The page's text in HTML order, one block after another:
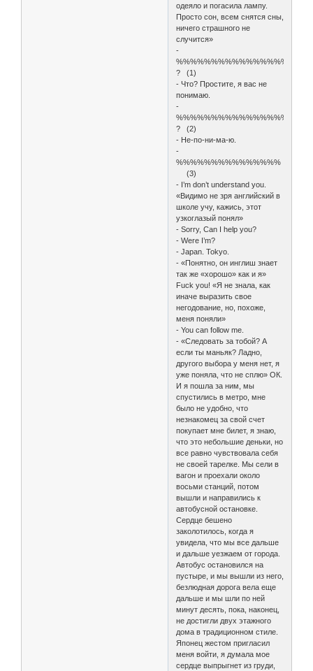
одеяло и погасила лампу.
Просто сон, всем снятся сны,
ничего страшного не
случится»
-
%%%%%%%%%%%%%%%%
? (1)
- Что? Простите, я вас не
понимаю.
-
%%%%%%%%%%%%%%%%
? (2)
- Не-по-ни-ма-ю.
-
%%%%%%%%%%%%%%%
(3)
- I’m don’t understand you.
«Видимо не зря английский в
школе учу, кажись, этот
узкоглазый понял»
- Sorry, Can I help you?
- Were I’m?
- Japan. Tokyo.
- «Понятно, он инглиш знает
так же «хорошо» как и я»
Fuck you! «Я не знала, как
иначе выразить свое
негодование, но, похоже,
меня поняли»
- You can follow me.
- «Следовать за тобой? А
если ты маньяк? Ладно,
другого выбора у меня нет, я
уже поняла, что не сплю» ОК.
И я пошла за ним, мы
спустились в метро, мне
было не удобно, что
незнакомец за свой счет
покупает мне билет, я знаю,
что это небольшие деньки, но
все равно чувствовала себя
не своей тарелке. Мы сели в
вагон и проехали около
восьми станций, потом
вышли и направились к
автобусной остановке.
Сердце бешено
заколотилось, когда я
увидела, что мы все дальше
и дальше уезжаем от города.
Автобус остановился на
пустыре, и мы вышли из него,
безлюдная дорога вела еще
дальше и мы шли по ней
минут десять, пока, наконец,
не достигли двух этажного
дома в традиционном стиле.
Японец жестом пригласил
меня войти, я думала мое
сердце выпрыгнет из груди,